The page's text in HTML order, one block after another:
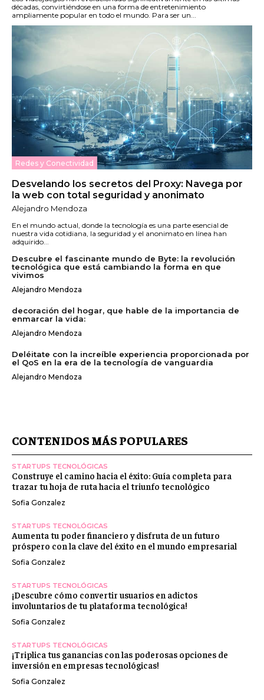
décadas, convirtiéndose en una forma de entretenimiento
ampliamente popular en todo el mundo. Para ser un...
Redes y Conectividad
Desvelando los secretos del Proxy: Navega por
la web con total seguridad y anonimato
Alejandro Mendoza
En el mundo actual, donde la tecnología es una parte esencial de
nuestra vida cotidiana, la seguridad y el anonimato en línea han
adquirido...
Descubre el fascinante mundo de Byte: la revolución
tecnológica que está cambiando la forma en que
vivimos
Alejandro Mendoza
decoración del hogar, que hable de la importancia de
enmarcar la vida:
Alejandro Mendoza
Deléitate con la increíble experiencia proporcionada por
el QoS en la era de la tecnología de vanguardia
Alejandro Mendoza
CONTENIDOS MÁS POPULARES
STARTUPS TECNOLÓGICAS
Construye el camino hacia el éxito: Guía completa para
trazar tu hoja de ruta hacia el triunfo tecnológico
Sofia Gonzalez
STARTUPS TECNOLÓGICAS
Aumenta tu poder financiero y disfruta de un futuro
próspero con la clave del éxito en el mundo empresarial
Sofia Gonzalez
STARTUPS TECNOLÓGICAS
¡Descubre cómo convertir usuarios en adictos
involuntarios de tu plataforma tecnológica!
Sofia Gonzalez
STARTUPS TECNOLÓGICAS
¡Triplica tus ganancias con las poderosas opciones de
inversión en empresas tecnológicas!
Sofia Gonzalez